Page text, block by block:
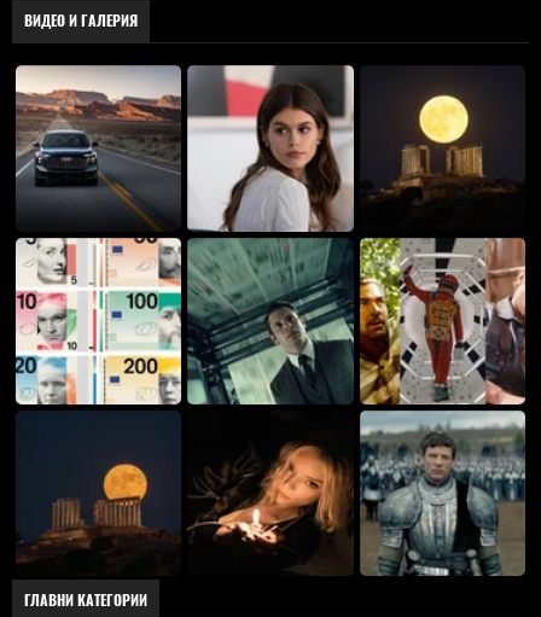
ВИДЕО И ГАЛЕРИЯ
ГЛАВНИ КАТЕГОРИИ